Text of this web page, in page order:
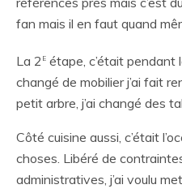
fan mais il en faut quand
La 2 e étape, c’était pendant
changé de mobilier j’ai fait
petit arbre, j’ai changé des
Côté cuisine aussi, c’était
choses. Libéré de
administratives, j’ai voulu